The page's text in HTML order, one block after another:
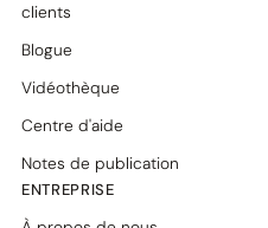
clients
Blogue
Vidéothèque
Centre d'aide
Notes de publication
ENTREPRISE